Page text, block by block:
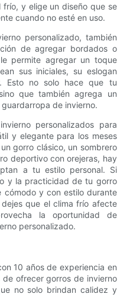
y elige un diseño que se
cuando no esté en uso.
personalizado, también
de agregar bordados o
permite agregar un toque
sus iniciales, su eslogan
Esto no solo hace que tu
que también agrega un
de invierno.
personalizados para
y elegante para los meses
gorro clásico, un sombrero
deportivo con orejeras, hay
a tu estilo personal. Si
y la practicidad de tu gorro
cómodo y con estilo durante
que el clima frío afecte
la oportunidad de
personalizado.
10 años de experiencia en
de ofrecer gorros de invierno
no solo brindan calidez y